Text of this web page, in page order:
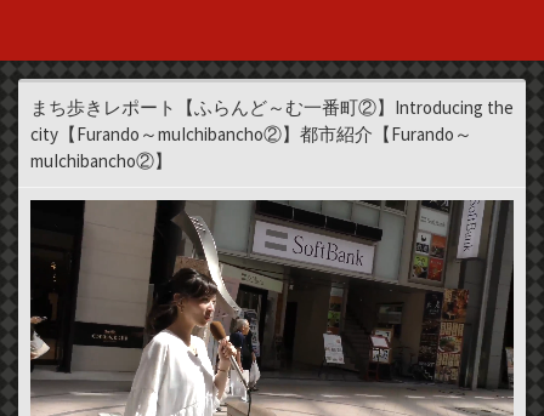
まち歩きレポート【ふらんど～む一番町②】Introducing the
city【Furando～muIchibancho②】都市紹介【Furando～
muIchibancho②】